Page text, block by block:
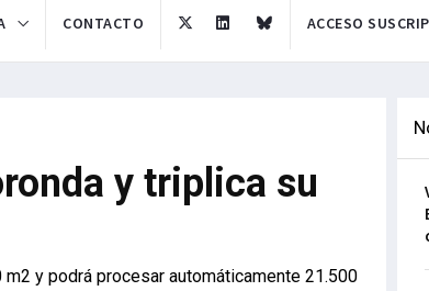
CONTACTO ACCESO
y triplica su
y podrá procesar automáticamente 21.500